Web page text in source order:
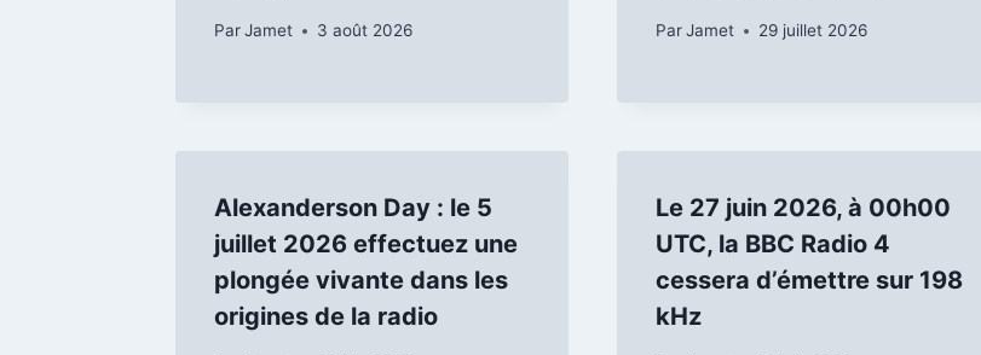
ParJamet 3 août 2026 Par Jamet 29 juillet 2026
Alexanderson Day : le 5
juillet 2026 effectuez une
plongée vivante dans les
origines de la radio
Le 27 juin 2026, à 00h00
UTC, la BBC Radio 4
cessera d’émettre sur 198
kHz